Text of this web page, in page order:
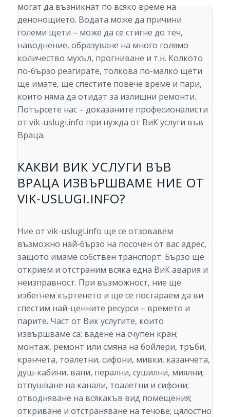
могат да възникнат по всяко време на
денонощието. Водата може да причини
големи щети – може да се стигне до теч,
наводнение, образуване на много голямо
количество мухъл, прогниване и т.н. Колкото
по-бързо реагирате, толкова по-малко щети
ще имате, ще спестите повече време и пари,
които няма да отидат за излишни ремонти.
Потърсете нас – доказаните професионалисти
от vik-uslugi.info при нужда от ВиК услуги във
Враца.
КАКВИ ВИК УСЛУГИ ВЪВ
ВРАЦА ИЗВЪРШВАМЕ НИЕ ОТ
VIK-USLUGI.INFO?
Ние от vik-uslugi.info ще се отзовавем
възможно най-бързо на посочен от вас адрес,
защото имаме собствен транспорт. Бързо ще
открием и отстраним всяка една ВиК авария и
неизправност. При възможност, ние ще
избегнем къртенето и ще се постараем да ви
спестим най-ценните ресурси – времето и
парите. Част от Вик услугите, които
извършваме са: вадене на счупен кран;
монтаж, ремонт или смяна на бойлери, тръби,
кранчета, тоалетни, сифони, мивки, казанчета,
душ-кабини, вани, перални, сушилни, миялни;
отпушване на канали, тоалетни и сифони;
отводняване на всякакъв вид помещения;
откриване и отстраняване на течове; цялостно